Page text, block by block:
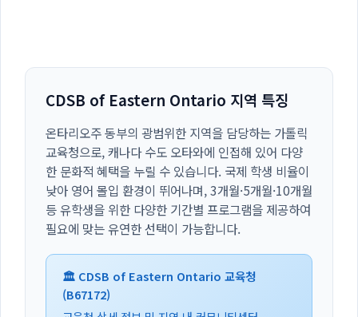
CDSB of Eastern Ontario 지역 특징
온타리오주 동부의 광범위한 지역을 담당하는 가톨릭
교육청으로, 캐나다 수도 오타와에 인접해 있어 다양
한 문화적 혜택을 누릴 수 있습니다. 국제 학생 비율이
낮아 영어 몰입 환경이 뛰어나며, 3개월·5개월·10개월
등 유학생을 위한 다양한 기간별 프로그램을 제공하여
필요에 맞는 유연한 선택이 가능합니다.
🏛️ CDSB of Eastern Ontario 교육청
(B67172)